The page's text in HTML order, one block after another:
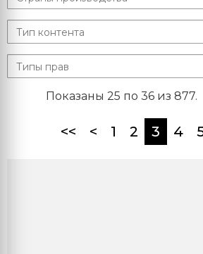
Показаны 25 по 36 из 877.
<< < 1 2 3 4